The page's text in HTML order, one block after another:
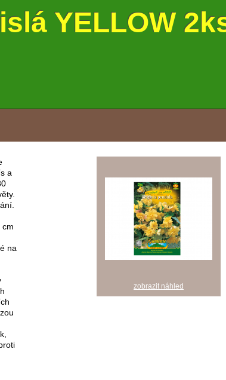
YELLOW
a
cm
na
zobrazit náhled